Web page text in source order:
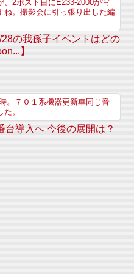
2ポスト目にE233-2000が写
ね。撮影会に引っ張り出した編
28の我孫子イベントはどの
】
。７０１系機器更新車同じ音
。
台導入へ 今後の展開は？